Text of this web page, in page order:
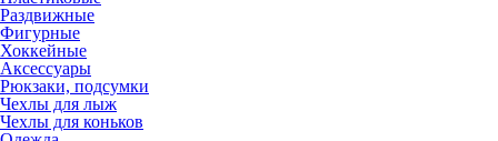
Раздвижные
Фигурные
Хоккейные
Аксессуары
Рюкзаки, подсумки
Чехлы для лыж
Чехлы для коньков